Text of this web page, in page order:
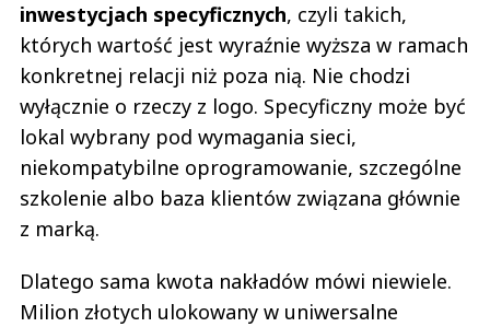
inwestycjach specyficznych, czyli takich,
których wartość jest wyraźnie wyższa w ramach
konkretnej relacji niż poza nią. Nie chodzi
wyłącznie o rzeczy z logo. Specyficzny może być
lokal wybrany pod wymagania sieci,
niekompatybilne oprogramowanie, szczególne
szkolenie albo baza klientów związana głównie
z marką.
Dlatego sama kwota nakładów mówi niewiele.
Milion złotych ulokowany w uniwersalne